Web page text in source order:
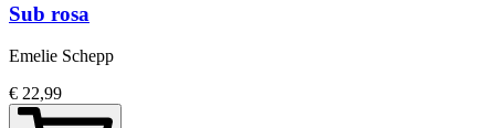
Sub rosa
Emelie Schepp
€ 22,99